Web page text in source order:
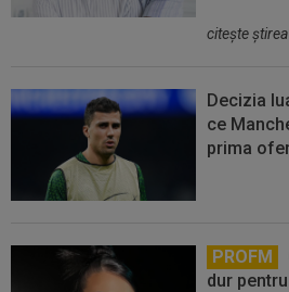
citeşte
Decizia
ce
prima
PROFM
dur